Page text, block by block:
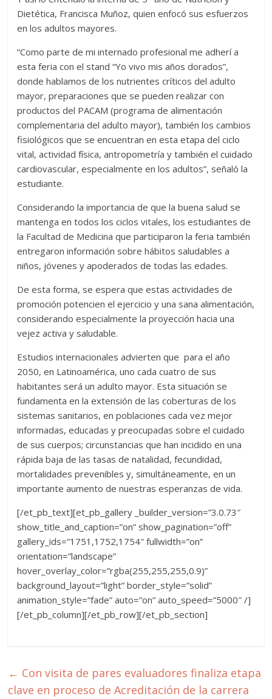
Dietética, Francisca Muñoz, quien enfocó sus esfuerzos
en los adultos mayores.
“Como parte de mi internado profesional me adherí a
esta feria con el stand “Yo vivo mis años dorados”,
donde hablamos de los nutrientes críticos del adulto
mayor, preparaciones que se pueden realizar con
productos del PACAM (programa de alimentación
complementaria del adulto mayor), también los cambios
fisiológicos que se encuentran en esta etapa del ciclo
vital, actividad física, antropometría y también el cuidado
cardiovascular, especialmente en los adultos”, señaló la
estudiante.
Considerando la importancia de que la buena salud se
mantenga en todos los ciclos vitales, los estudiantes de
la Facultad de Medicina que participaron la feria también
entregaron información sobre hábitos saludables a
niños, jóvenes y apoderados de todas las edades.
De esta forma, se espera que estas actividades de
promoción potencien el ejercicio y una sana alimentación,
considerando especialmente la proyección hacia una
vejez activa y saludable.
Estudios internacionales advierten que para el año
2050, en Latinoamérica, uno cada cuatro de sus
habitantes será un adulto mayor. Esta situación se
fundamenta en la extensión de las coberturas de los
sistemas sanitarios, en poblaciones cada vez mejor
informadas, educadas y preocupadas sobre el cuidado
de sus cuerpos; circunstancias que han incidido en una
rápida baja de las tasas de natalidad, fecundidad,
mortalidades prevenibles y, simultáneamente, en un
importante aumento de nuestras esperanzas de vida.
[/et_pb_text][et_pb_gallery _builder_version=”3.0.73″
show_title_and_caption=”on” show_pagination=”off”
gallery_ids=”1751,1752,1754″ fullwidth=”on”
orientation=”landscape”
hover_overlay_color=”rgba(255,255,255,0.9)”
background_layout=”light” border_style=”solid”
animation_style=”fade” auto=”on” auto_speed=”5000″ /]
[/et_pb_column][/et_pb_row][/et_pb_section]
← Con visita de pares evaluadores finaliza etapa
clave en proceso de Acreditación de la carrera